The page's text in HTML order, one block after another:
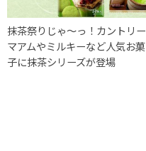
抹茶祭りじゃ〜っ！カントリー
マアムやミルキーなど人気お菓
子に抹茶シリーズが登場